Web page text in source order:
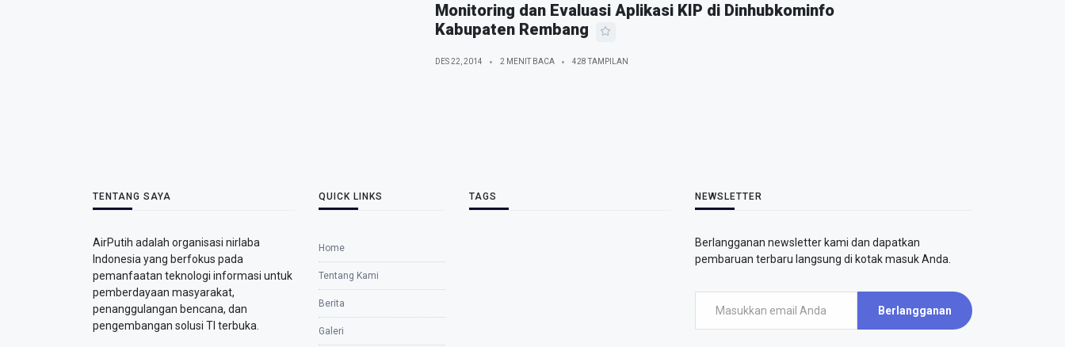
Monitoring dan Evaluasi Aplikasi KIP di Dinhubkominfo
Kabupaten Rembang
DES 22, 2014 2 MENIT BACA 428 TAMPILAN
TENTANG SAYA
AirPutih adalah organisasi nirlaba
Indonesia yang berfokus pada
pemanfaatan teknologi informasi untuk
pemberdayaan masyarakat,
penanggulangan bencana, dan
pengembangan solusi TI terbuka.
QUICK LINKS
Home
Tentang Kami
Berita
Galeri
TAGS NEWSLETTER
Berlangganan newsletter kami dan dapatkan
pembaruan terbaru langsung di kotak masuk Anda.
Berlangganan